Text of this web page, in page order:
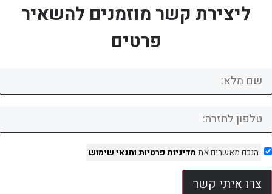
ליצירת קשר מוזמנים להשאיר
פרטים
הנכם מאשרים אתמדיניות פרטיותותנאי שימוש
צרו איתי קשר